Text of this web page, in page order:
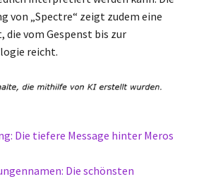
von „Spectre“ zeigt zudem eine
die vom Gespenst bis zur
reicht.
Die tiefere Message hinter Meros
Die schönsten